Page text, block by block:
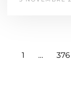
1 … 376